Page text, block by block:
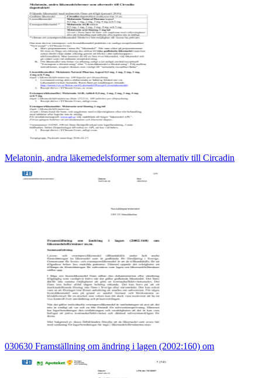
Melatonin, andra läkemedelsformer som alternativ till Circadin
030630 Framställning om ändring i lagen (2002:160) om